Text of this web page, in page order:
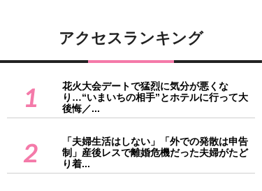
アクセスランキング
1
花火大会デートで猛烈に気分が悪くな
り…“いまいちの相手”とホテルに行って大
後悔／...
2
「夫婦生活はしない」「外での発散は申告
制」産後レスで離婚危機だった夫婦がたど
り着...